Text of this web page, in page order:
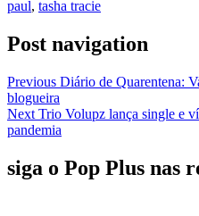
Link
paul, tasha tracie
Post navigation
Previous Diário de Quarentena:
blogueira
Next Trio Volupz lança single e
pandemia
siga o Pop Plus nas